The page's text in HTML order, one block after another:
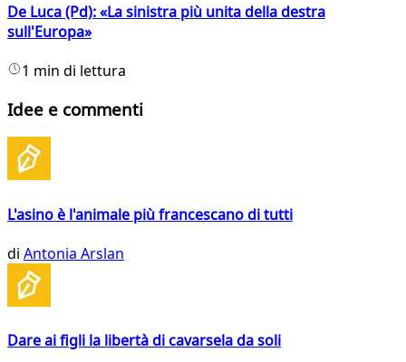
De Luca (Pd): «La sinistra più unita della destra
sull'Europa»
1 min di lettura
Idee e commenti
L'asino è l'animale più francescano di tutti
di Antonia Arslan
Dare ai figli la libertà di cavarsela da soli